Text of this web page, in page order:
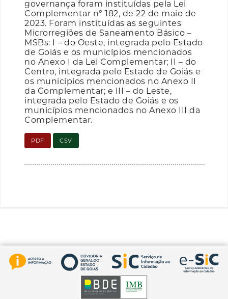
governança foram instituídas pela Lei
Complementar nº 182, de 22 de maio de
2023. Foram instituídas as seguintes
Microrregiões de Saneamento Básico –
MSBs: I – do Oeste, integrada pelo Estado
de Goiás e os municípios mencionados
no Anexo I da Lei Complementar; II – do
Centro, integrada pelo Estado de Goiás e
os municípios mencionados no Anexo II
da Complementar; e III – do Leste,
integrada pelo Estado de Goiás e os
municípios mencionados no Anexo III da
Complementar.
PDF CSV